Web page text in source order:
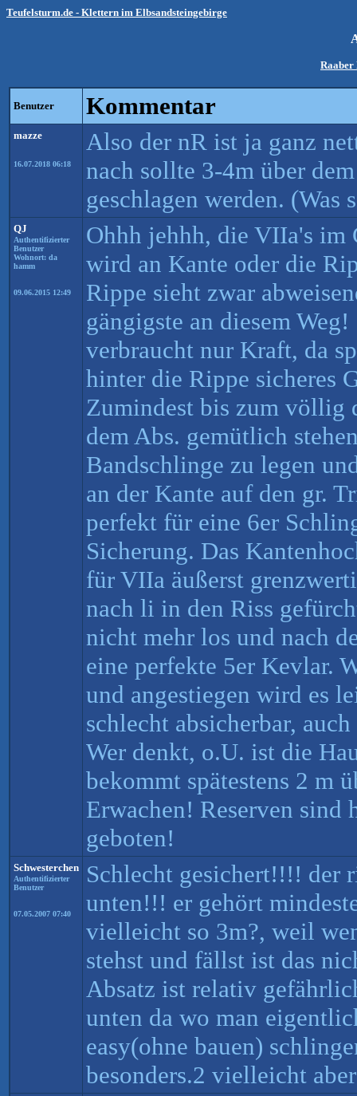
Teufelsturm.de - Klettern im Elbsandsteingebirge
Raaber
Benutzer Kommentar
mazze
16.07.2018 06:18
Also der nR ist ja ganz
nach sollte 3-4m über
geschlagen werden. (Was
QJ
Authentifizierter
Benutzer
Wohnort: da
hamm
09.06.2015 12:49
Ohhh jehhh, die VIIa's im
wird an Kante oder die
Rippe sieht zwar
gängigste an diesem
verbraucht nur Kraft, da
hinter die Rippe sicheres
Zumindest bis zum völlig
dem Abs. gemütlich
Bandschlinge zu legen
an der Kante auf den gr.
perfekt für eine 6er
Sicherung. Das
für VIIa äußerst
nach li in den Riss
nicht mehr los und nach
eine perfekte 5er Kevlar.
und angestiegen wird es
schlecht absicherbar,
Wer denkt, o.U. ist die
bekommt spätestens 2 m
Erwachen! Reserven
geboten!
Schwesterchen
Authentifizierter
Benutzer
07.05.2007 07:40
Schlecht gesichert!!!! der
unten!!! er gehört
vielleicht so 3m?, weil
stehst und fällst ist das
Absatz ist relativ
unten da wo man
easy(ohne bauen)
besonders.2 vielleicht